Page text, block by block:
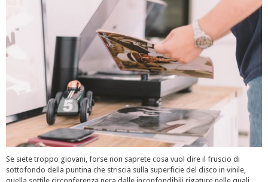
Se siete troppo giovani, forse non saprete cosa vuol dire il fruscio di
sottofondo della puntina che striscia sulla superficie del disco in vinile,